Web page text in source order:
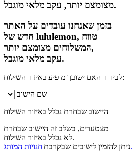
מצומצם יותר, עקב מלאי מוגבל.
בזמן שאנחנו עובדים על האתר
חדש של lululemon, טווח
המשלוחים מצומצם יותר,
עקב מלאי מוגבל.
לבירור האם ישובך מופיע באיזור השילוח:
שם הישוב
היישוב שבחרת נכלל באיזור השילוח
מצטערים, בשלב זה היישוב שבחרת
לא נכלל באיזור השילוח.
ניתן להזמין לישובים שבקרבתחנויות המותג.